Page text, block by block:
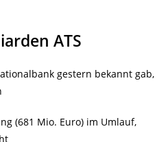
ATS
gestern bekannt gab,
(681 Mio. Euro) im Umlauf,